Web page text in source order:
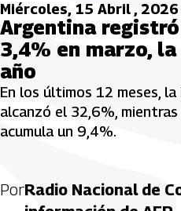
Miércoles, 15 Abril , 2026
Argentina
3,4% en marzo,
año
En los últimos 12 meses,
alcanzó el 32,6%,
acumula un 9,4%.
PorRadio Nacional de